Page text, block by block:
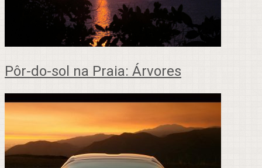
Pôr-do-sol na Praia: Árvores